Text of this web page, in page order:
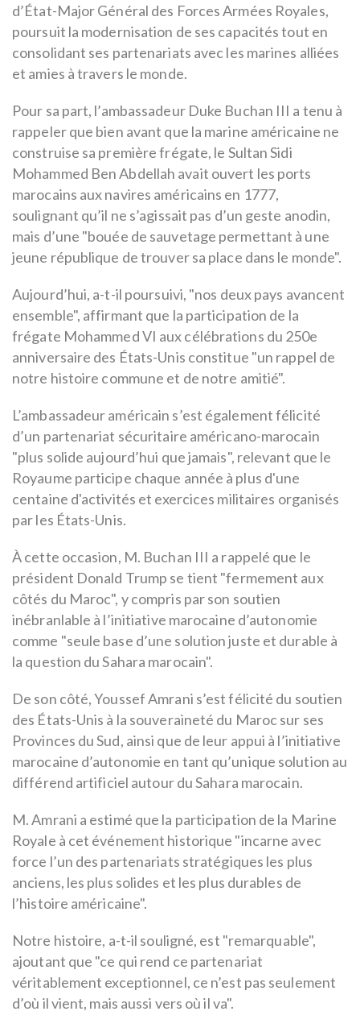
d’État-Major Général des Forces Armées Royales,
poursuit la modernisation de ses capacités tout en
consolidant ses partenariats avec les marines alliées
et amies à travers le monde.
Pour sa part, l’ambassadeur Duke Buchan III a tenu à
rappeler que bien avant que la marine américaine ne
construise sa première frégate, le Sultan Sidi
Mohammed Ben Abdellah avait ouvert les ports
marocains aux navires américains en 1777,
soulignant qu’il ne s’agissait pas d’un geste anodin,
mais d’une "bouée de sauvetage permettant à une
jeune république de trouver sa place dans le monde".
Aujourd’hui, a-t-il poursuivi, "nos deux pays avancent
ensemble", affirmant que la participation de la
frégate Mohammed VI aux célébrations du 250e
anniversaire des États-Unis constitue "un rappel de
notre histoire commune et de notre amitié".
L’ambassadeur américain s’est également félicité
d’un partenariat sécuritaire américano-marocain
"plus solide aujourd’hui que jamais", relevant que le
Royaume participe chaque année à plus d'une
centaine d'activités et exercices militaires organisés
par les États-Unis.
À cette occasion, M. Buchan III a rappelé que le
président Donald Trump se tient "fermement aux
côtés du Maroc", y compris par son soutien
inébranlable à l’initiative marocaine d’autonomie
comme "seule base d’une solution juste et durable à
la question du Sahara marocain".
De son côté, Youssef Amrani s’est félicité du soutien
des États-Unis à la souveraineté du Maroc sur ses
Provinces du Sud, ainsi que de leur appui à l’initiative
marocaine d’autonomie en tant qu’unique solution au
différend artificiel autour du Sahara marocain.
M. Amrani a estimé que la participation de la Marine
Royale à cet événement historique "incarne avec
force l’un des partenariats stratégiques les plus
anciens, les plus solides et les plus durables de
l’histoire américaine".
Notre histoire, a-t-il souligné, est "remarquable",
ajoutant que "ce qui rend ce partenariat
véritablement exceptionnel, ce n’est pas seulement
d’où il vient, mais aussi vers où il va".